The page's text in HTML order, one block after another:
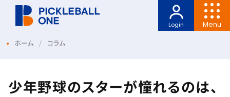
Menu
Login
ホーム コラム
少年野球のスターが憧れるのは、